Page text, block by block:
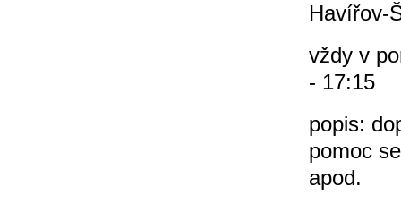
vždy v
- 17:15
popis:
pomoc
apod.